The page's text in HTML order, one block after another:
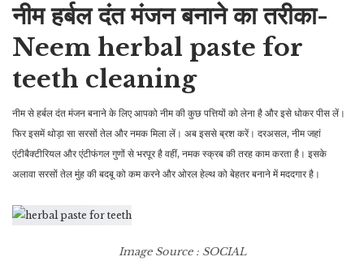
नीम हर्बल दंत मंजन बनाने का तरीका-
Neem herbal paste for
teeth cleaning
नीम से हर्बल दंत मंजन बनाने के लिए आपको नीम की कुछ पत्तियों को लेना है और इसे धोकर पीस लें।
फिर इसमें थोड़ा सा सरसों तेल और नमक मिला लें। अब इससे ब्रश करें। दरअसल, नीम जहां
एंटीबैक्टीरियल और एंटीफंगल गुणों से भरपूर है वहीं, नमक स्क्रब की तरह काम करता है। इसके
अलावा सरसों तेल मुंह की बदबू को कम करने और ओरल हेल्थ को बेहतर बनाने में मददगार है।
Image Source : SOCIAL